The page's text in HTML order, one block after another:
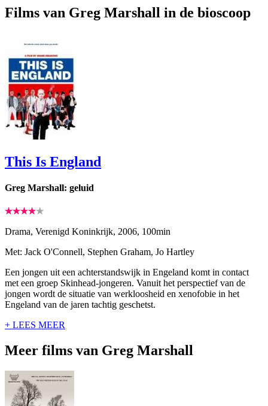
Films van Greg Marshall in de bioscoop
This Is England
Greg Marshall: geluid
Drama, Verenigd Koninkrijk, 2006, 100min
Met: Jack O'Connell, Stephen Graham, Jo Hartley
Een jongen uit een achterstandswijk in Engeland komt in contact
met een groep Skinhead-jongeren. Vanuit het perspectief van de
jongen wordt de situatie van werkloosheid en xenofobie in het
Engeland van de jaren tachtig geschetst.
+ LEES MEER
Meer films van Greg Marshall